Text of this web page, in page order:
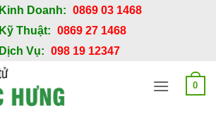
Kinh Doanh: 0869 03 1468
Kỹ Thuật: 0869 27 1468
Dịch Vụ: 098 19 12347
0